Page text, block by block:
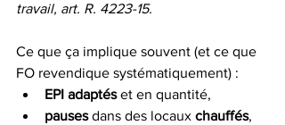
travail, art. R. 4223-15.
Ce que ça implique souvent (et ce que
FO revendique systématiquement) :
EPI adaptés et en quantité,
pauses dans des locaux chauffés,